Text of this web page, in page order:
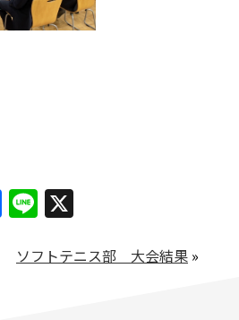
Facebook
Line
ソフトテニス部 大会結果 »